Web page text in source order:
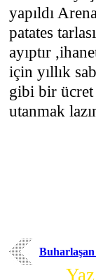
yapıldı
patates
ayıptır
için yıllık
gibi bir ücret
utanmak
Yaz